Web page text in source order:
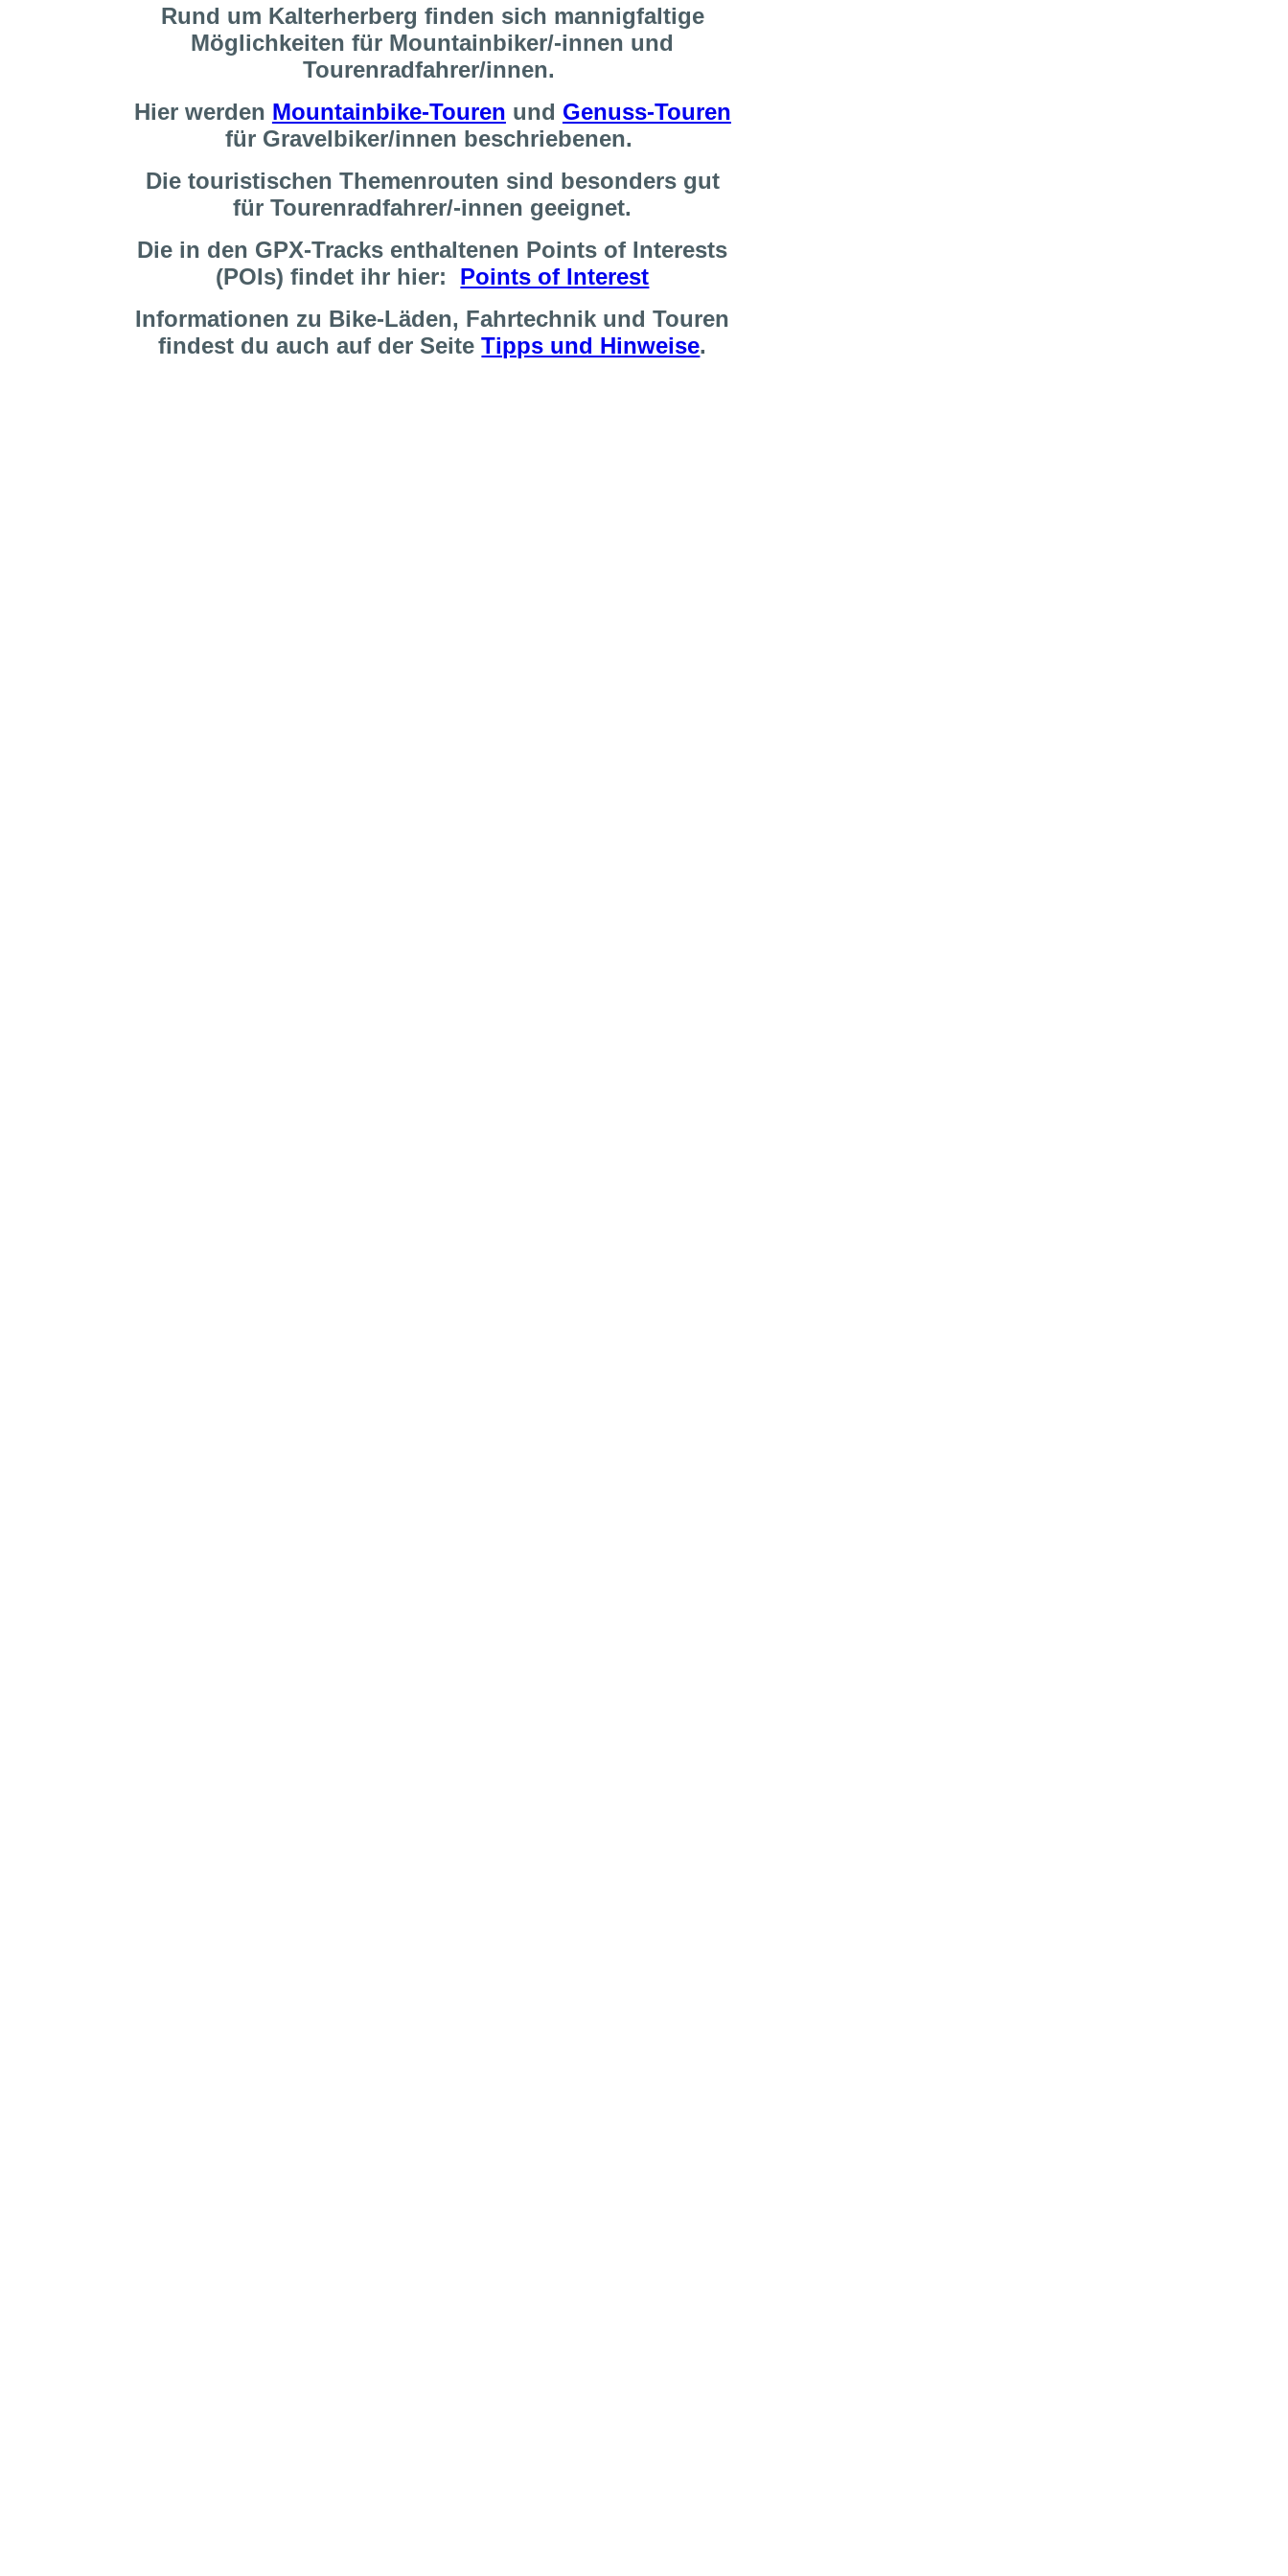
Rund um Kalterherberg finden sich mannigfaltige
Möglichkeiten für Mountainbiker/-innen und
Tourenradfahrer/innen.
Hier werden Mountainbike-Touren und Genuss-Touren
für Gravelbiker/innen beschriebenen.
Die touristischen Themenrouten sind besonders gut
für Tourenradfahrer/-innen geeignet.
Die in den GPX-Tracks enthaltenen Points of Interests
(POIs) findet ihr hier: Points of Interest
Informationen zu Bike-Läden, Fahrtechnik und Touren
findest du auch auf der SeiteTipps und Hinweise.